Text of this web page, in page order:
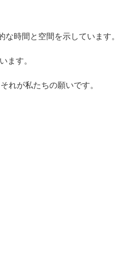
時間と空間を示しています。
ます。
れが私たちの願いです。